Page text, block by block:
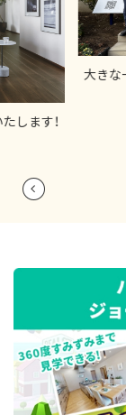
します！
大きな